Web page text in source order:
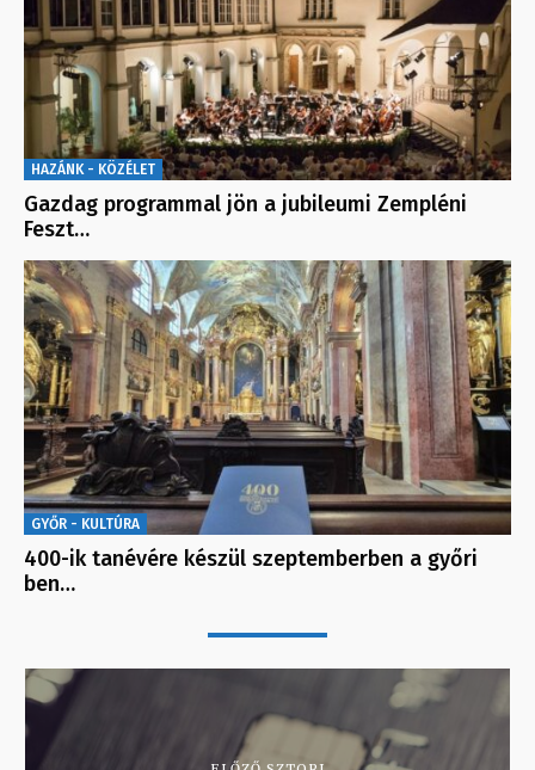
HAZÁNK - KÖZÉLET
Gazdag programmal jön a jubileumi Zempléni
Feszt…
GYŐR - KULTÚRA
400-ik tanévére készül szeptemberben a győri
ben…